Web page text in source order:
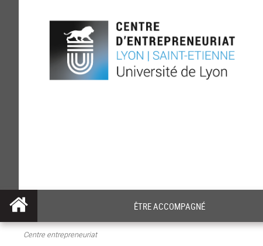
ÊTRE ACCOMPAGNÉ
Centre entrepreneuriat